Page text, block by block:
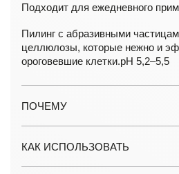
Подходит для ежедневного
Пилинг с абразивными
целлюлозы, которые нежно и
ороговевшие клетки.pH 5,2–5,5
ПОЧЕМУ
КАК ИСПОЛЬЗОВАТЬ